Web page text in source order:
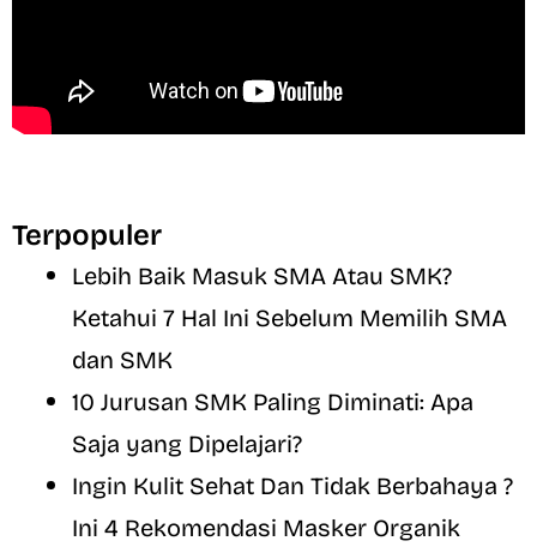
Terpopuler
Lebih Baik Masuk SMA Atau SMK?
Ketahui 7 Hal Ini Sebelum Memilih SMA
dan SMK
10 Jurusan SMK Paling Diminati: Apa
Saja yang Dipelajari?
Ingin Kulit Sehat Dan Tidak Berbahaya ?
Ini 4 Rekomendasi Masker Organik